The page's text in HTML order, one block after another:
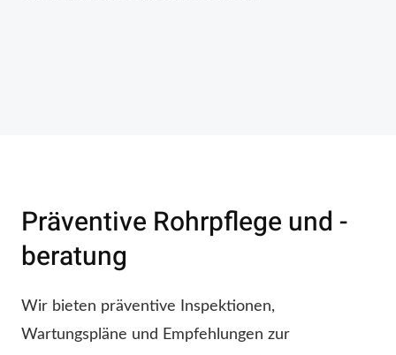
Präventive Rohrpflege und -
beratung
Wir bieten präventive Inspektionen,
Wartungspläne und Empfehlungen zur